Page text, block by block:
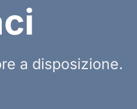
a disposizione.